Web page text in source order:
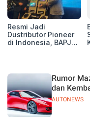
Resmi Jadi
Dustributor Pioneer
di Indonesia, BAPJ
AUTONEWS
Rumor
dan